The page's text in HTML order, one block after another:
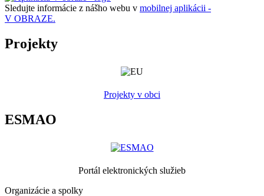
Sledujte informácie z nášho webu v mobilnej aplikácii -
V OBRAZE.
Projekty
Projekty v obci
ESMAO
Portál elektronických služieb
Organizácie a spolky